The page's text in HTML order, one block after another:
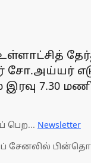
இரவு 7.30
பெற... Newsletter